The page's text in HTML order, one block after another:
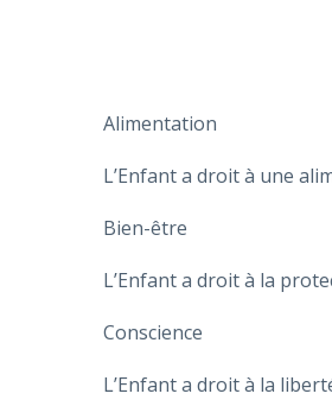
Alimentation
L’Enfant a droit à une
Bien-être
L’Enfant a droit à la
Conscience
L’Enfant a droit à la